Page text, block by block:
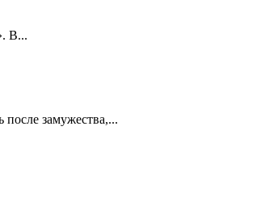
В...
после замужества,...